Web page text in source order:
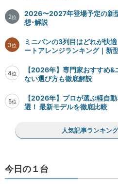
2位
2026〜2027年登場予定の新
想･解説
3位
ミニバンの3列目はどれが快
ートアレンジランキング｜新
4位
【2026年】専門家おすすめ
ない選び方も徹底解説
5位
【2026年】プロが選ぶ軽自
選！ 最新モデルを徹底比較
人気記事ランキン
今日の１台